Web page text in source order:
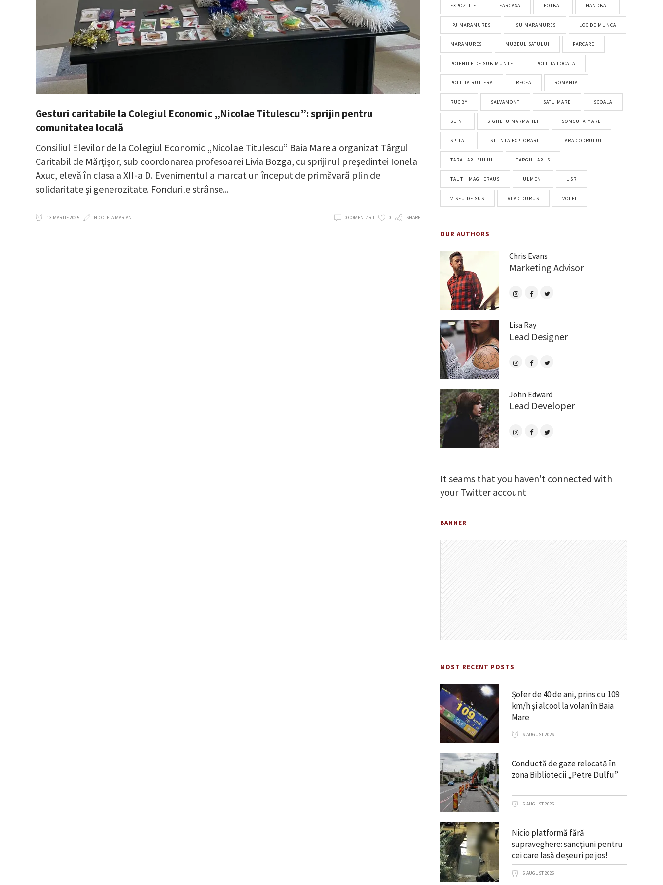
Gesturi caritabile la Colegiul Economic „Nicolae Titulescu”: sprijin pentru
comunitatea locală
Consiliul Elevilor de la Colegiul Economic „Nicolae Titulescu” Baia Mare a organizat Târgul
Caritabil de Mărțișor, sub coordonarea profesoarei Livia Bozga, cu sprijinul președintei Ionela
Axuc, elevă în clasa a XII-a D. Evenimentul a marcat un început de primăvară plin de
solidaritate și generozitate. Fondurile strânse
13 MARTIE 2025 NICOLETA MARIAN 0 COMENTARII 0 SHARE
EXPOZITIE FARCASA FOTBAL HANDBAL
IPJ MARAMURES ISU MARAMURES LOC DE MUNCA
MARAMURES MUZEUL SATULUI PARCARE
POIENILE DE SUB MUNTE POLITIA LOCALA
POLITIA RUTIERA RECEA ROMANIA
RUGBY SALVAMONT SATU MARE SCOALA
SEINI SIGHETU MARMATIEI SOMCUTA MARE
SPITAL STIINTA EXPLORARI TARA CODRULUI
TARA LAPUSULUI TARGU LAPUS
TAUTII MAGHERAUS ULMENI USR
VISEU DE SUS VLAD DURUS VOLEI
OUR AUTHORS
Chris Evans
Marketing Advisor
Lisa Ray
Lead Designer
John Edward
Lead Developer
It seams that you haven't connected with
your Twitter account
BANNER
MOST RECENT POSTS
Șofer de 40 de ani, prins cu 109
km/h și alcool la volan în Baia
Mare
6 AUGUST 2026
Conductă de gaze relocată în
zona Bibliotecii „Petre Dulfu”
6 AUGUST 2026
Nicio platformă fără
supraveghere: sancțiuni pentru
cei care lasă deșeuri pe jos!
6 AUGUST 2026